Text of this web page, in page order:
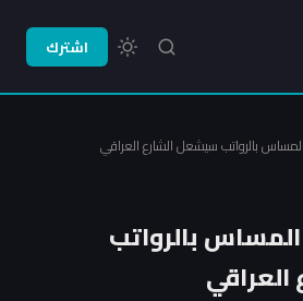
اشترك
بالرواتب سيشعل الشارع العراقي
بالرواتب